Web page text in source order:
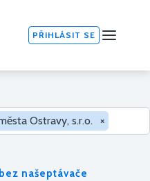
PŘIHLÁSIT SE
Ostravy, s.r.o. ×
našeptávače